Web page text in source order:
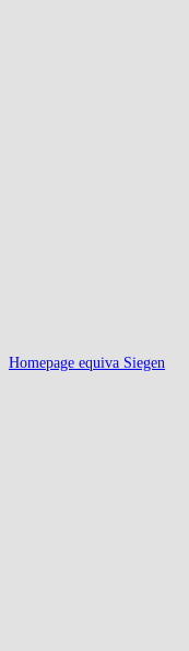
Homepage equiva Siegen